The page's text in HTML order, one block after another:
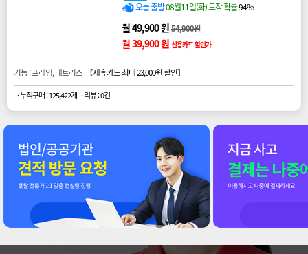
오늘 출발08월11일(화) 도착 확률94%
월 49,900 원54,900원
월 39,900 원 신용카드 할인가
기능 : 프레임, 매트리스 【제휴카드 최대 23,000원 할인】
· 누적구매 : 125,422개 · 리뷰 : 0건